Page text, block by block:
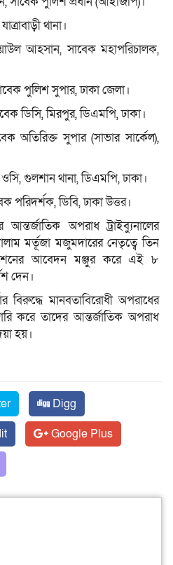
থানা।
আহসান, সাবেক মহাপরিচালক,
পুলিশ সুপার, ঢাকা জেলা।
ডিসি, মিরপুর, ডিএমপি, ঢাকা।
অতিরিক্ত সুপার (সাভার সার্কেল),
গুলশান থানা, ডিএমপি, ঢাকা।
ডিবি, ঢাকা উত্তর।
অপরাধ ট্রাইব্যুনালের
মর্তূজা মজুমদারের নেতৃত্বে তিন
আবেদন মঞ্জুর করে এই ৮
দেন।
বিরুদ্ধে মানবতাবিরোধী অপরাধের
করে তাদের আন্তর্জাতিক অপরাধ
হয়।
Digg
Google Plus